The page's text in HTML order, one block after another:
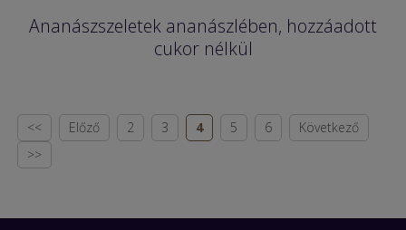
Ananászszeletek ananászlében, hozzáadott
cukor nélkül
<< Előző 2 3 4 5 6
Következő
>>